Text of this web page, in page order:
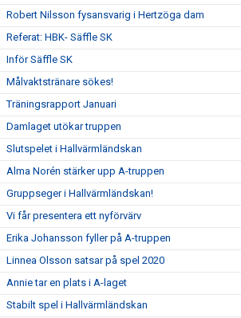
Robert Nilsson fysansvarig i Hertzöga dam
Referat: HBK- Säffle SK
Inför Säffle SK
Målvaktstränare sökes!
Träningsrapport Januari
Damlaget utökar truppen
Slutspelet i Hallvärmländskan
Alma Norén stärker upp A-truppen
Gruppseger i Hallvärmländskan!
Vi får presentera ett nyförvärv
Erika Johansson fyller på A-truppen
Linnea Olsson satsar på spel 2020
Annie tar en plats i A-laget
Stabilt spel i Hallvärmländskan